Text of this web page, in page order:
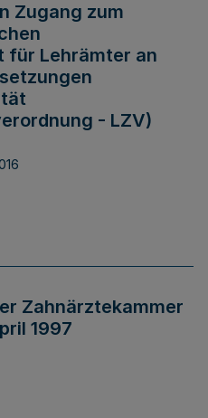
Zugang zum
für Lehrämter an
- LZV)
Zahnärztekammer
1997